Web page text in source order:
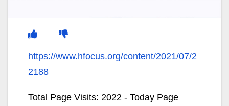
https://www.hfocus.org/content/2021/07/2
2188
Total Page Visits: 2022 - Today Page